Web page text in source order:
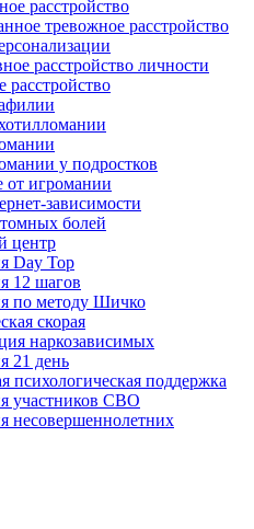
расстройство
тревожное расстройство
расстройство личности
расстройство
у подростков
от игромании
зависимости
болей
центр
Day Top
12 шагов
по методу Шичко
скорая
наркозависимых
21 день
психологическая поддержка
участников СВО
несовершеннолетних